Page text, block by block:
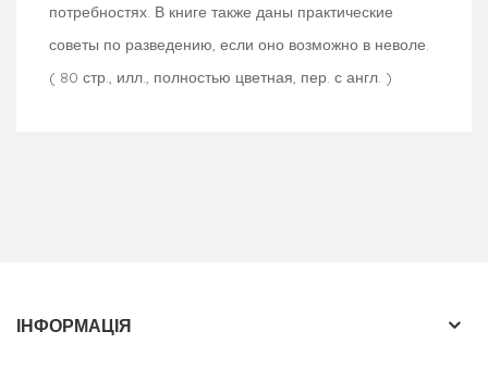
потребностях. В книге также даны практические
советы по разведению, если оно возможно в неволе.
( 80 стр., илл., полностью цветная, пер. с англ. )
ІНФОРМАЦІЯ